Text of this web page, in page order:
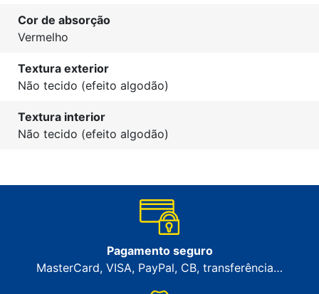
Cor de absorção
Vermelho
Textura exterior
Não tecido (efeito algodão)
Textura interior
Não tecido (efeito algodão)
Pagamento seguro
MasterCard, VISA, PayPal, CB, transferência…